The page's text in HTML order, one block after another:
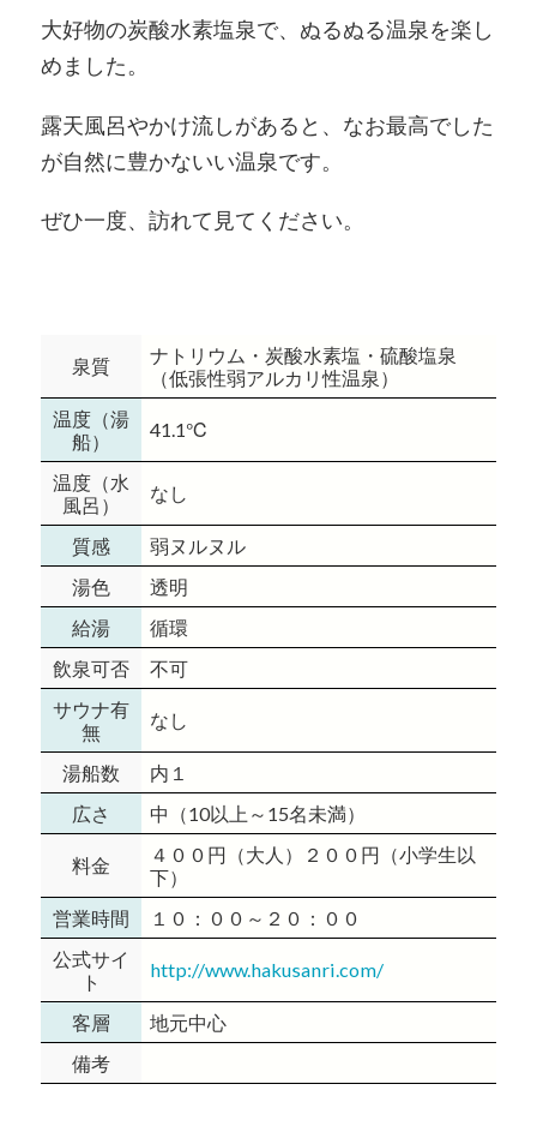
大好物の炭酸水素塩泉で、ぬるぬる温泉を楽し
めました。
露天風呂やかけ流しがあると、なお最高でした
が自然に豊かないい温泉です。
ぜひ一度、訪れて見てください。
泉質
ナトリウム・炭酸水素塩・硫酸塩泉
（低張性弱アルカリ性温泉）
温度（湯
船）
41.1℃
温度（水
風呂）
なし
質感
弱ヌルヌル
湯色
透明
給湯
循環
飲泉可否
不可
サウナ有
無
なし
湯船数
内１
広さ
中（10以上～15名未満）
料金
４００円（大人）２００円（小学生以
下）
営業時間
１０：００～２０：００
公式サイ
ト
http://www.hakusanri.com/
客層
地元中心
備考